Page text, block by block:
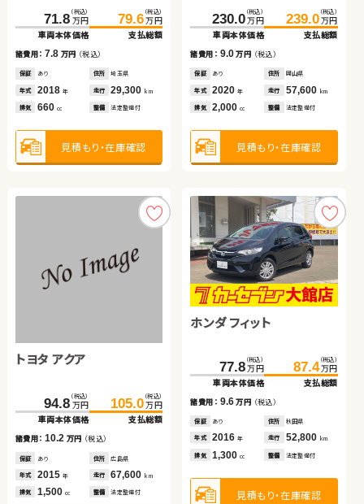
71.8 （税込）
万円
車両本体価格
79.6 （税込）
万円
支払総額
諸費用：7.8 万円 （税込）
保証 あり 住所 埼玉県
年式 2018 年 走行 29,300 km
排気 660 cc 整備 法定整備付
見積もり・在庫確認
230.0 （税込）
万円
車両本体価格
239.0 （税込）
万円
支払総額
諸費用： 9.0万円 （税込）
保証 あり 住所 岡山県
年式 2020年 走行 57,600 km
排気 2,000cc 整備 法定整備付
見積もり・在庫確認
トヨタ アクア
94.8 （税込）
万円
車両本体価格
105.0 （税込）
万円
支払総額
諸費用：10.2 万円 （税込）
保証 あり 住所 広島県
年式 2015 年 走行 67,600 km
排気 1,500 cc 整備 法定整備付
ホンダ フィット
77.8 （税込）
万円
車両本体価格
87.4 （税込）
万円
支払総額
諸費用： 9.6万円 （税込）
保証 あり 住所 秋田県
年式 2016年 走行 52,800 km
排気 1,300cc 整備 法定整備付
見積もり・在庫確認
83.7万円
車両本体価格
99.4万円
支払総額
諸費用：15.7万円（税込）
2016 117,300
2,000
見積もり・在庫確認
95.5 （税込）
万円
車両本体価格
98.8 （税込）
万円
支払総額
諸費用： 3.3万円 （税込）
保証 あり 住所 青森県
年式 2022年 走行 35,200 km
排気 660cc 整備 法定整備付
見積もり・在庫確認
138.0（税込）
万円
諸費用：9.7 万円（税込）
あり 福島県
年式 2022年 走行
排気 1,000 整備 法定整備付
見積もり・在庫確認
ホンダ Ｎ ＢＯＸ
66.6 （税込）
万円
車両本体価格
74.8 （税込）
万円
支払総額
諸費用： 8.2万円 （税込）
保証 あり 住所 青森県
年式 2015年 走行 29,900 km
排気 660cc 整備 法定整備付
見積もり・在庫確認
2024 年 19,600 km
1,500cc 法定整備付
見積もり・在庫確認
2014 年 68,200km
2,000cc 法定整備付
見積もり・在庫確認
ホンダ Ｎ ＢＯＸ
車両本体価格
支払総額
諸費用：8.3 万円（税込）
2023 年 27,400 km
660cc 法定整備付
見積もり・在庫確認
スズキ スイフト
150.1（税込）
万円
車両本体価格
157.0（税込）
万円
支払総額
諸費用：6.9万円 （税込）
2020 年 85,000 km
1,400cc 法定整備付
見積もり・在庫確認